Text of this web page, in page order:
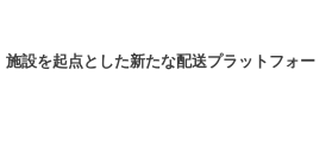
設を起点とした新たな配送プラットフォー